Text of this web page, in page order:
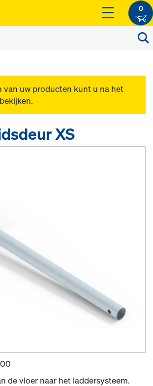
0
van uw producten kunt u na het
bekijken.
XS
de vloer naar het laddersysteem.